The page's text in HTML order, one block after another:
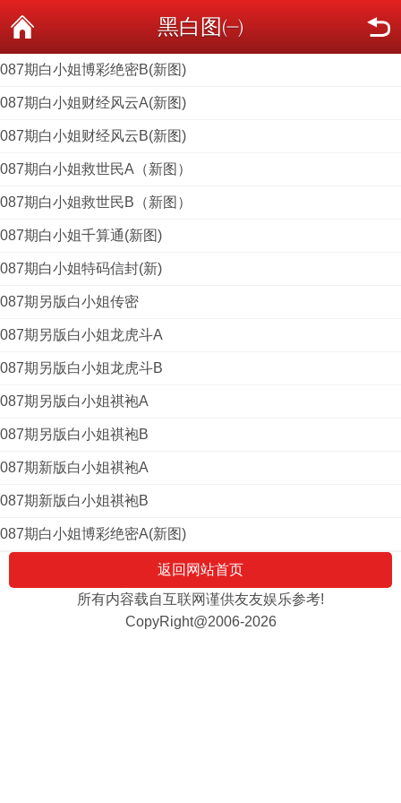
黑白图㈠
087期白小姐博彩绝密B(新图)
087期白小姐财经风云A(新图)
087期白小姐财经风云B(新图)
087期白小姐救世民A（新图）
087期白小姐救世民B（新图）
087期白小姐千算通(新图)
087期白小姐特码信封(新)
087期另版白小姐传密
087期另版白小姐龙虎斗A
087期另版白小姐龙虎斗B
087期另版白小姐祺袍A
087期另版白小姐祺袍B
087期新版白小姐祺袍A
087期新版白小姐祺袍B
087期白小姐博彩绝密A(新图)
返回网站首页
所有内容载自互联网谨供友友娱乐参考!
CopyRight@2006-2026